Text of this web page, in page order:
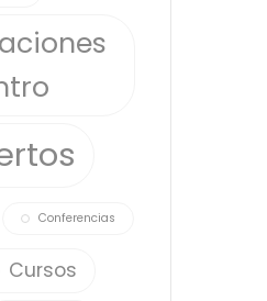
Conferencias
Cursos